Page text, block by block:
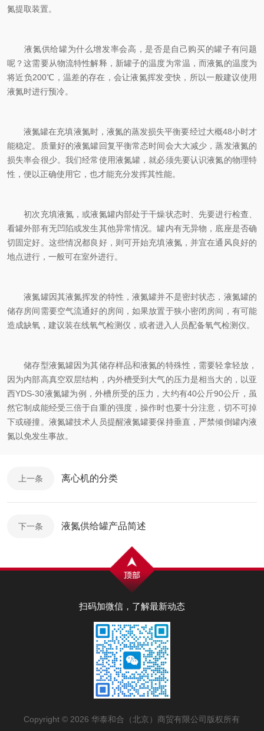
氮提取装置。
液氮供给罐为什么增发率会高，是否是自己购买的罐子有问题
呢？这需要从物流特性解释，新罐子的温度为常温，而液氮的温度为
将近负200℃，温差的存在，会让液氮挥发变快，所以一般建议使用
液氮时进行预冷。
液氮罐在充填液氮时，液氮的蒸发损失平衡要经过大概48小时才
能稳定。质量好的液氮罐回复平衡常态时间会大大减少，蒸发液氮的
损失率会很少。我们经常使用液氮罐，就必须先要认识液氮的物理特
性，便以正确使用它，也才能充分发挥其性能。
初次充填液氮，或液氮罐内部处于干燥状态时、先要进行检查、
看罐外部有无凹陷或发生其他异常情况。罐内有无异物，底座是否确
切固定好。这些情况都良好，则可开始充填液氮，并宜在通风良好的
地点进行，一般可在室外进行。
液氮罐因其液氮挥发的特性，液氮罐并不是密封状态，液氮罐的
储存房间需要空气流通好的房间，如果放置于狭小密闭房间，有可能
造成缺氧，建议装在线氧气检测仪，或者进入人员配备氧气检测仪。
储存型液氮罐因为其储存样品和液氮的特殊性，需要轻拿轻放，
因为内部高真空双层结构，内外槽受到大气的压力是相当大的，以亚
西YDS-30液氮罐为例，外槽所受的压力，大约有40公斤90公斤，虽
然它制成能经受三倍于自重的强度，操作时也要十分注意，切不可掉
下或碰撞。液氮罐技术人员提醒液氮罐要保持垂直，严禁倾倒罐内液
氮以免发生事故。
上一条 离心机的分类
下一条 液氮供给罐产品简述
扫码加微信，了解最新动态
Copyright © 2026 华泰和合（北京）商贸有限公司版权所有